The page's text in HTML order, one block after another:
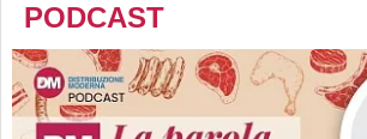
PODCAST